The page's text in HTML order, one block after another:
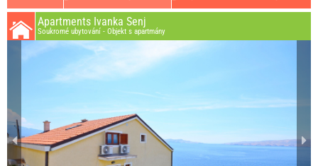
Apartments Ivanka Senj
Soukromé ubytování - Objekt s apartmány